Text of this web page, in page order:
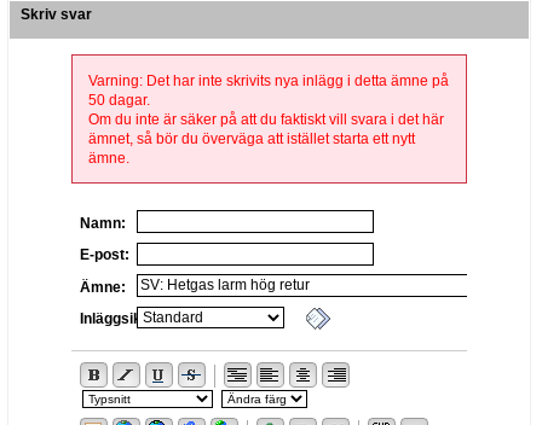
Skriv svar
Varning: Det har inte skrivits nya inlägg i detta ämne på
50 dagar.
Om du inte är säker på att du faktiskt vill svara i det här
ämnet, så bör du överväga att istället starta ett nytt
ämne.
Namn:
E-post:
Ämne:
Inläggsikon: